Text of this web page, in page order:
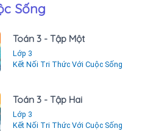
Sống
Toán 3 - Tập Một
Lớp 3
Kết Nối Tri Thức Với Cuộc Sống
Toán 3 - Tập Hai
Lớp 3
Kết Nối Tri Thức Với Cuộc Sống